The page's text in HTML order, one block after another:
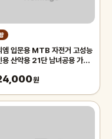
엠 입문용 MTB 자전거 고성능
용 산악용 21단 남녀공용 가성
그레이 오렌지/21단/26
원